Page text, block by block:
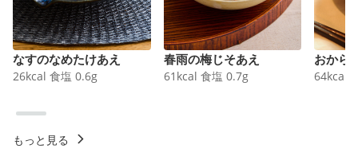
なすのなめたけあえ
26kcal 食塩 0.6g
春雨の梅じそあえ
61 kcal 食塩 0.7g
おから
64kcal
もっと見る